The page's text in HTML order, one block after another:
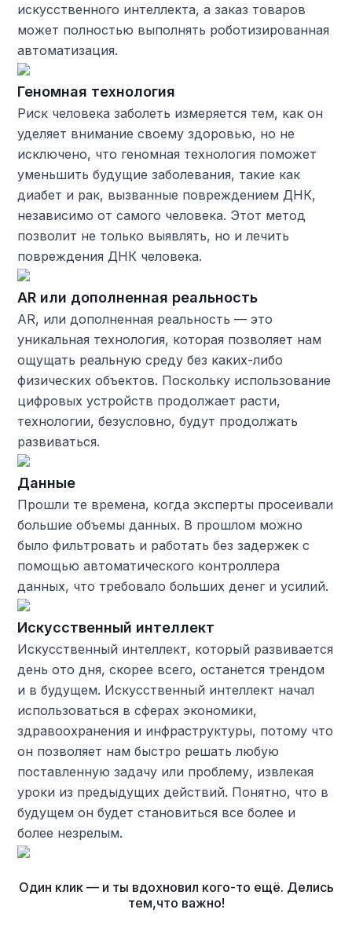
искусственного интеллекта, а заказ товаров
может полностью выполнять роботизированная
автоматизация.
Геномная технология
Риск человека заболеть измеряется тем, как он
уделяет внимание своему здоровью, но не
исключено, что геномная технология поможет
уменьшить будущие заболевания, такие как
диабет и рак, вызванные повреждением ДНК,
независимо от самого человека. Этот метод
позволит не только выявлять, но и лечить
повреждения ДНК человека.
AR или дополненная реальность
AR, или дополненная реальность — это
уникальная технология, которая позволяет нам
ощущать реальную среду без каких-либо
физических объектов. Поскольку использование
цифровых устройств продолжает расти,
технологии, безусловно, будут продолжать
развиваться.
Данные
Прошли те времена, когда эксперты просеивали
большие объемы данных. В прошлом можно
было фильтровать и работать без задержек с
помощью автоматического контроллера
данных, что требовало больших денег и усилий.
Искусственный интеллект
Искусственный интеллект, который развивается
день ото дня, скорее всего, останется трендом
и в будущем. Искусственный интеллект начал
использоваться в сферах экономики,
здравоохранения и инфраструктуры, потому что
он позволяет нам быстро решать любую
поставленную задачу или проблему, извлекая
уроки из предыдущих действий. Понятно, что в
будущем он будет становиться все более и
более незрелым.